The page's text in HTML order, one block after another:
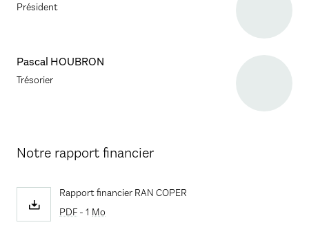
Président
Pascal HOUBRON
Trésorier
Notre rapport financier
Rapport financier RAN COPER
PDF - 1 Mo